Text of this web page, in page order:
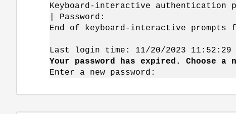
Keyboard-interactive authentication
| Password:
End of keyboard-interactive prompts
Last login time: 11/20/2023 11:52:29
Your password has expired. Choose a
Enter a new password: